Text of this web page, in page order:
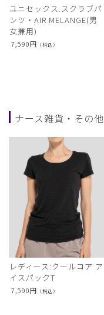
ユニセックス:スクラブパ
ンツ・AIR MELANGE(男
女兼用)
7,590円 （税込）
ナース雑貨・その他
レディース:クールコア ア
イスパックT
7,590円 （税込）